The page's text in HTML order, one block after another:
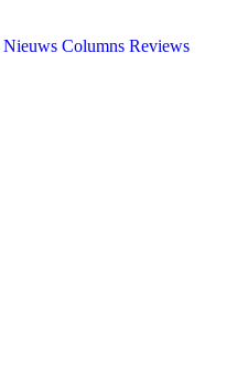
Nieuws Columns Reviews